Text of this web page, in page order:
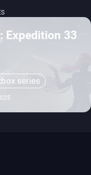
Expedition 33
series